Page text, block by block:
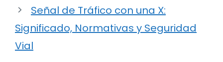
Señal de Tráfico con una X:
Significado, Normativas y Seguridad
Vial